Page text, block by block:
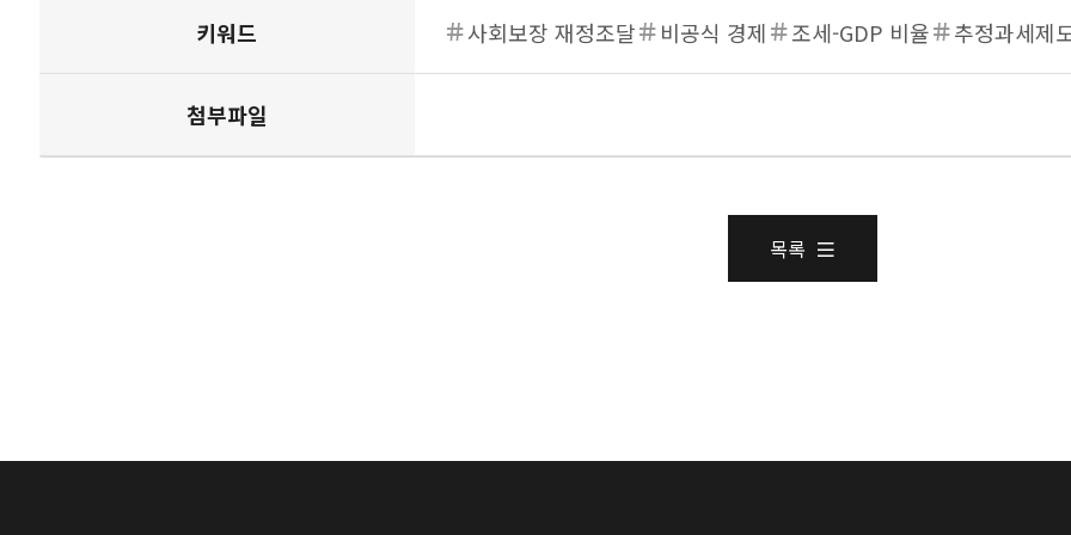
키워드 사회보장 재정조달 비공식 경제 조세-GDP 비율 추정과세제
첨부파일
목록